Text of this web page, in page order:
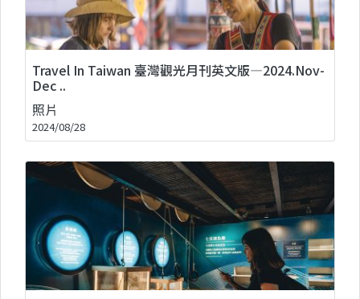
Travel In Taiwan 臺灣觀光月刊英文版—2024.Nov-
Dec ..
照片
2024/08/28